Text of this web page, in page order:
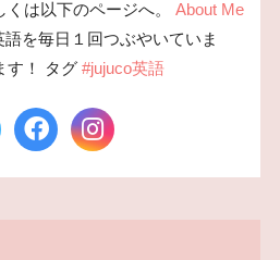
は以下のページへ。 About Me
を毎日１回つぶやいていま
す！ タグ #jujuco英語